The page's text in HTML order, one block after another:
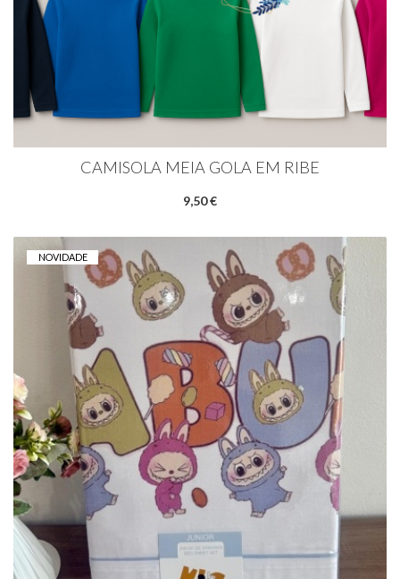
CAMISOLA MEIA GOLA EM RIBE
9,50 €
NOVIDADE